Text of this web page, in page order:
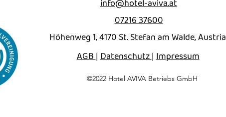
info@hotel-aviva.at
07216 37600
Höhenweg 1, 4170 St. Stefan am Walde, Austria
AGB|Datenschutz|Impressum
©2022 Hotel AVIVA Betriebs GmbH